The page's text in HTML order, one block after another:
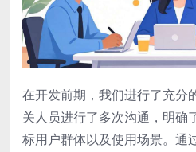
在开发前期，我们进行了充分
关人员进行了多次沟通，明确
标用户群体以及使用场景。通